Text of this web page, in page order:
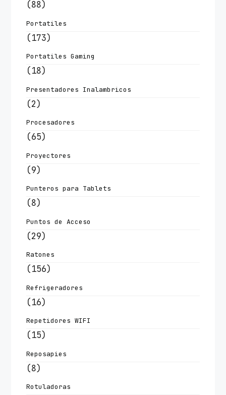
(88)
Portatiles
(173)
Portatiles Gaming
(18)
Presentadores Inalambricos
(2)
Procesadores
(65)
Proyectores
(9)
Punteros para Tablets
(8)
Puntos de Acceso
(29)
Ratones
(156)
Refrigeradores
(16)
Repetidores WIFI
(15)
Reposapies
(8)
Rotuladoras